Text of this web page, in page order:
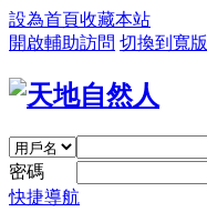
設為首頁收藏本站
開啟輔助訪問 切換到寬版
密碼
快捷導航